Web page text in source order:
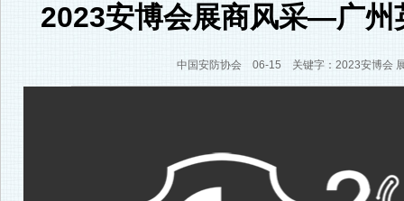
2023安博会展商风采—广州
中国安防协会 06-15 关键字：2023安博会